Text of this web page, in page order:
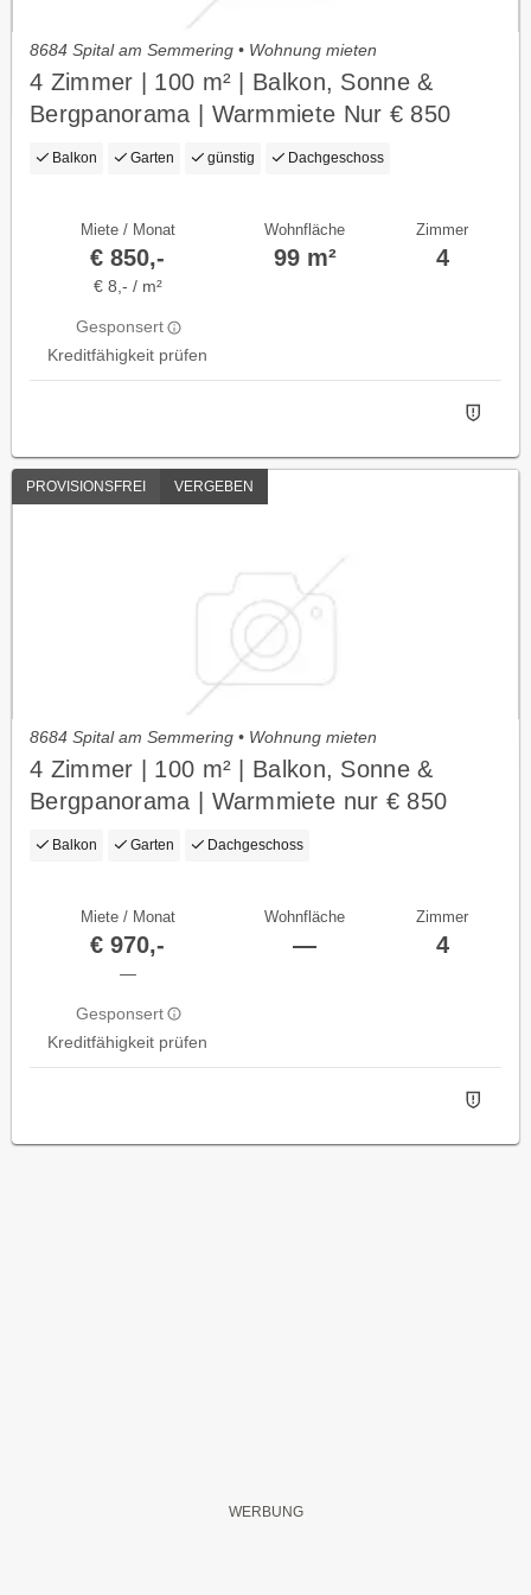
8684 Spital am Semmering • Wohnung mieten
4 Zimmer | 100 m² | Balkon, Sonne &
Bergpanorama | Warmmiete Nur € 850
Balkon Garten günstig Dachgeschoss
Miete / Monat
€ 850,-
€ 8,- / m²
Gesponsert
Kreditfähigkeit prüfen
Wohnfläche
99 m²
Zimmer
4
PROVISIONSFREI VERGEBEN
8684 Spital am Semmering • Wohnung mieten
4 Zimmer | 100 m² | Balkon, Sonne &
Bergpanorama | Warmmiete nur € 850
Balkon Garten Dachgeschoss
Miete / Monat
€ 970,-
—
Gesponsert
Kreditfähigkeit prüfen
Wohnfläche
—
Zimmer
4